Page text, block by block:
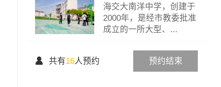
海交大南洋中学，创建于
2000年，是经市教委批准
成立的一所大型、...
预约结束
 共有16人预约